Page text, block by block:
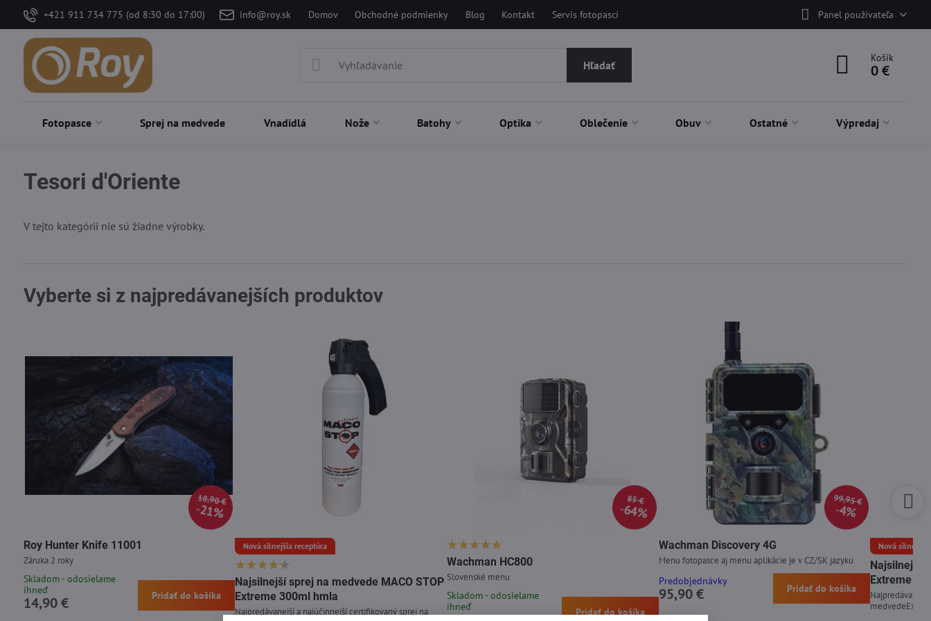
+421 911 734 775 (od 8:30 do 17:00) info@roy.sk Domov Obchodné podmienky Blog Kontakt Servis fotopascí Panel používateľa
Hľadať
Košík
0 €
Fotopasce Sprej na medvede Vnadidlá Nože Batohy Optika Oblečenie Obuv Ostatné Výpredaj
Tesori d'Oriente
V tejto kategórii nie sú žiadne výrobky.
Vyberte si z najpredávanejších produktov
18,90 €
21%
Roy Hunter Knife 11001
Záruka 2 roky
Skladom - odosielame
ihneď
14,90 € Pridať do košíka
Nová silnejšia receptúra
Najsilnejší sprej na medvede MACO STOP
Extreme 300ml hmla
Najpredávanejší a najúčinnejší certifikovaný sprej na
85 €
64%
Wachman HC800
Slovenské menu
Skladom - odosielame
ihneď
Pridať do košíka
99,95 €
4%
Wachman Discovery 4G
Menu fotopasce aj menu aplikácie je v CZ/SK jazyku
Predobjednávky
95,90 € Pridať do košíka
Nová silnejšia
Najsilnejší
Extreme